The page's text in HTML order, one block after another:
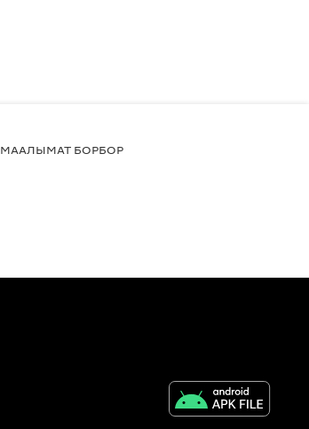
МААЛЫМАТ БОРБОР